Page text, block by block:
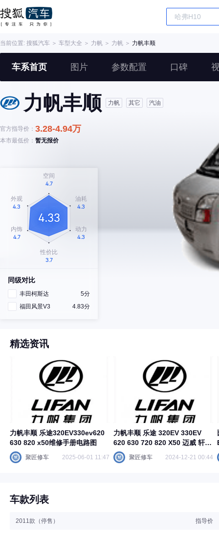
当前位置: 搜狐汽车 ＞ 车型大全 ＞ 力帆 ＞ 力帆 ＞ 力帆丰顺
车系首页 图片 参数配置 口碑
力帆丰顺 力帆 其它 汽油
官方指导价： 3.28-4.94万
本市最低价： 暂无报价
同级对比
丰田柯斯达
5分
福田风景V3
4.83分
精选资讯
力帆丰顺 乐途320EV330ev620
630 820 x50维修手册电路图
聚匠修车 2025-06-01 11:47
力帆丰顺 乐途 320EV 330EV
620 630 720 820 X50 迈威 轩朗
资料库维修手册电路图
聚匠修车 2024-12-21 00:44
车款列表
2011款（停售） 指导价